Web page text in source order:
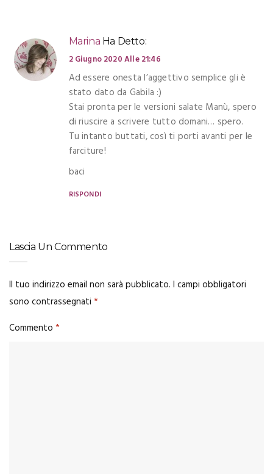
Marina Ha Detto:
2 Giugno 2020 Alle 21:46
Ad essere onesta l’aggettivo semplice gli è
stato dato da Gabila :)
Stai pronta per le versioni salate Manù, spero
di riuscire a scrivere tutto domani… spero.
Tu intanto buttati, così ti porti avanti per le
farciture!
baci
RISPONDI
Lascia Un Commento
Il tuo indirizzo email non sarà pubblicato. I campi obbligatori
sono contrassegnati *
Commento *